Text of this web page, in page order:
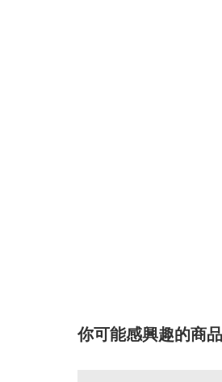
你可能感興趣的商品